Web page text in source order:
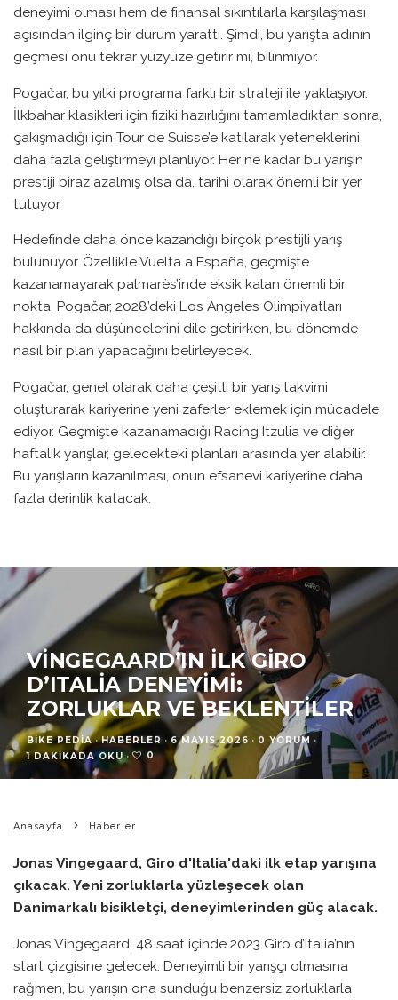
deneyimi olması hem de finansal sıkıntılarla karşılaşması
açısından ilginç bir durum yarattı. Şimdi, bu yarışta adının
geçmesi onu tekrar yüzyüze getirir mi, bilinmiyor.
Pogačar, bu yılki programa farklı bir strateji ile yaklaşıyor.
İlkbahar klasikleri için fiziki hazırlığını tamamladıktan sonra,
çakışmadığı için Tour de Suisse’e katılarak yeteneklerini
daha fazla geliştirmeyi planlıyor. Her ne kadar bu yarışın
prestiji biraz azalmış olsa da, tarihi olarak önemli bir yer
tutuyor.
Hedefinde daha önce kazandığı birçok prestijli yarış
bulunuyor. Özellikle Vuelta a España, geçmişte
kazanamayarak palmarès’inde eksik kalan önemli bir
nokta. Pogačar, 2028’deki Los Angeles Olimpiyatları
hakkında da düşüncelerini dile getirirken, bu dönemde
nasıl bir plan yapacağını belirleyecek.
Pogačar, genel olarak daha çeşitli bir yarış takvimi
oluşturarak kariyerine yeni zaferler eklemek için mücadele
ediyor. Geçmişte kazanamadığı Racing Itzulia ve diğer
haftalık yarışlar, gelecekteki planları arasında yer alabilir.
Bu yarışların kazanılması, onun efsanevi kariyerine daha
fazla derinlik katacak.
VINGEGAARD’IN İLK GIRO
D’ITALIA DENEYIMI:
ZORLUKLAR VE BEKLENTILER
BIKE PEDIA · HABERLER · 6 MAYIS 2026 · 0 YORUM ·
1 DAKIKADA OKU · 0
Anasayfa Haberler
Jonas Vingegaard, Giro d'Italia'daki ilk etap yarışına
çıkacak. Yeni zorluklarla yüzleşecek olan
Danimarkalı bisikletçi, deneyimlerinden güç alacak.
Jonas Vingegaard, 48 saat içinde 2023 Giro d’Italia’nın
start çizgisine gelecek. Deneyimli bir yarışçı olmasına
rağmen, bu yarışın ona sunduğu benzersiz zorluklarla